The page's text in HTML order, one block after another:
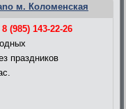
м. Коломенская
8 (985) 143-22-26
праздников